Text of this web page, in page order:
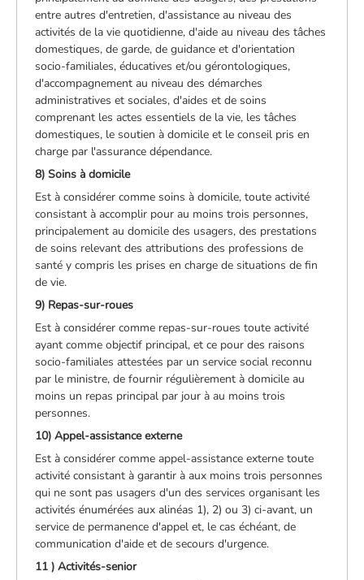
entre autres d'entretien, d'assistance au niveau des
activités de la vie quotidienne, d'aide au niveau des tâches
domestiques, de garde, de guidance et d'orientation
socio-familiales, éducatives et/ou gérontologiques,
d'accompagnement au niveau des démarches
administratives et sociales, d'aides et de soins
comprenant les actes essentiels de la vie, les tâches
domestiques, le soutien à domicile et le conseil pris en
charge par l'assurance dépendance.
8) Soins à domicile
Est à considérer comme soins à domicile, toute activité
consistant à accomplir pour au moins trois personnes,
principalement au domicile des usagers, des prestations
de soins relevant des attributions des professions de
santé y compris les prises en charge de situations de fin
de vie.
9) Repas-sur-roues
Est à considérer comme repas-sur-roues toute activité
ayant comme objectif principal, et ce pour des raisons
socio-familiales attestées par un service social reconnu
par le ministre, de fournir régulièrement à domicile au
moins un repas principal par jour à au moins trois
personnes.
10) Appel-assistance externe
Est à considérer comme appel-assistance externe toute
activité consistant à garantir à aux moins trois personnes
qui ne sont pas usagers d'un des services organisant les
activités énumérées aux alinéas 1), 2) ou 3) ci-avant, un
service de permanence d'appel et, le cas échéant, de
communication d'aide et de secours d'urgence.
11 ) Activités-senior